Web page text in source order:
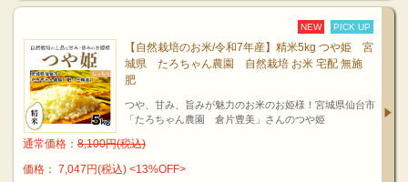
NEW PICK UP
【自然栽培のお米/令和7年産】精米5kg つや姫 宮
城県 たろちゃん農園 自然栽培 お米 宅配 無施
肥
つや、甘み、旨みが魅力のお米のお姫様！宮城県仙台市
「たろちゃん農園 倉片豊美」さんのつや姫
通常価格： 8,100円(税込)
価格： 7,047円(税込) <13%OFF>